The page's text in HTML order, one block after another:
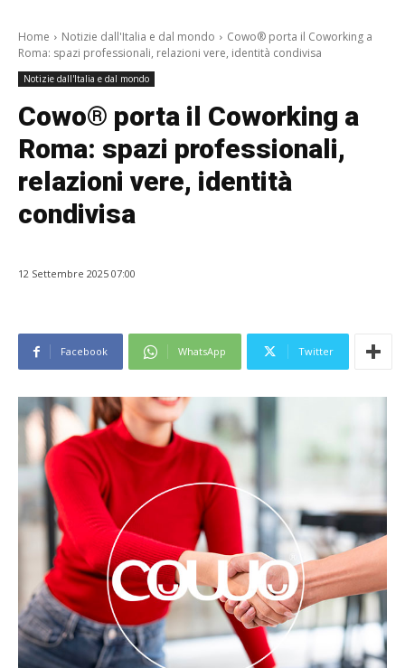
Home Notizie dall'Italia e dal mondo
Cowo® porta il Coworking a
Roma: spazi professionali, relazioni vere, identità condivisa
Notizie dall'Italia e dal mondo
Cowo® porta il Coworking a
Roma: spazi professionali,
relazioni vere, identità
condivisa
12 Settembre 2025 07:00
Facebook WhatsApp Twitter